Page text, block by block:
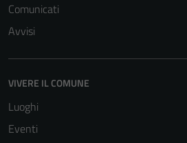
Comunicati
Avvisi
VIVERE IL COMUNE
Luoghi
Eventi